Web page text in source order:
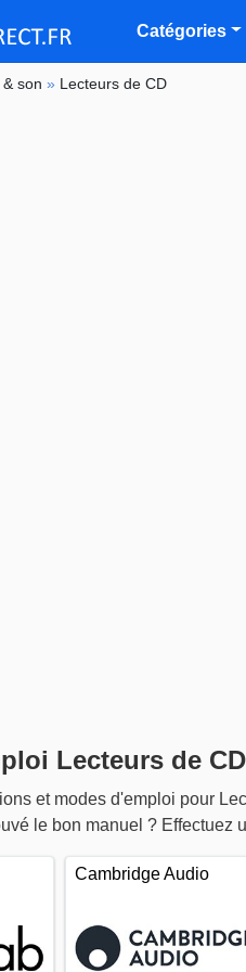
Catégories
son » Lecteurs de CD
Lecteurs de CD
et modes d'emploi pour
le bon manuel ? Effectuez
Cambridge Audio